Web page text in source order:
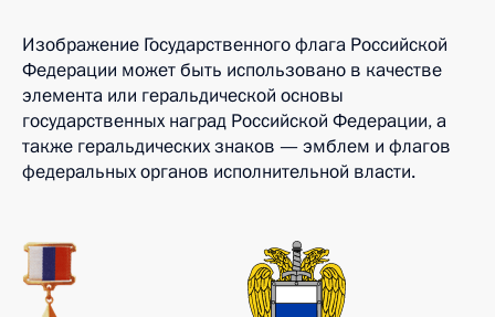
Изображение Государственного флага Российской
Федерации может быть использовано в качестве
элемента или геральдической основы
государственных наград Российской Федерации, а
также геральдических знаков — эмблем и флагов
федеральных органов исполнительной власти.